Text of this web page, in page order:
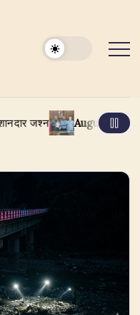
August 8, 2026रामनगर